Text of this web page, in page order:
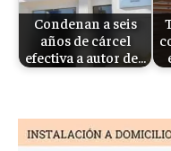
Condenan a seis
años de cárcel
efectiva a autor de…